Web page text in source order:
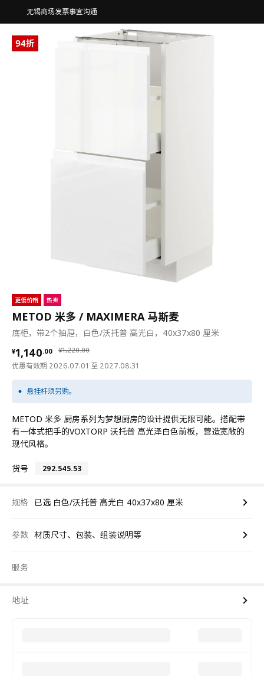
无锡商场发票事宜沟通
更低价格 热卖
METOD 米多 / MAXIMERA 马斯麦
底柜，带2个抽屉，白色/沃托普 高光白，40x37x80 厘米
¥1,220.00
¥ 1220.00
¥1,140.00
¥ 1140.00
优惠有效期 2026.07.01 至 2027.08.31
悬挂杆须另购。
METOD 米多 厨房系列为梦想厨房的设计提供无限可能。搭配带
有一体式把手的VOXTORP 沃托普 高光泽白色前板，营造宽敞的
现代风格。
货号 292.545.53
规格 已选 白色/沃托普 高光白 40x37x80 厘米
参数 材质尺寸、包装、组装说明等
服务
地址